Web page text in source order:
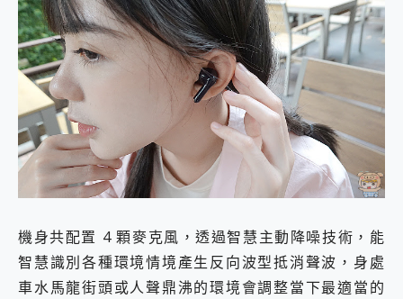
機身共配置 4 顆麥克風，透過智慧主動降噪技術，能
智慧識別各種環境情境產生反向波型抵消聲波，身處
車水馬龍街頭或人聲鼎沸的環境會調整當下最適當的